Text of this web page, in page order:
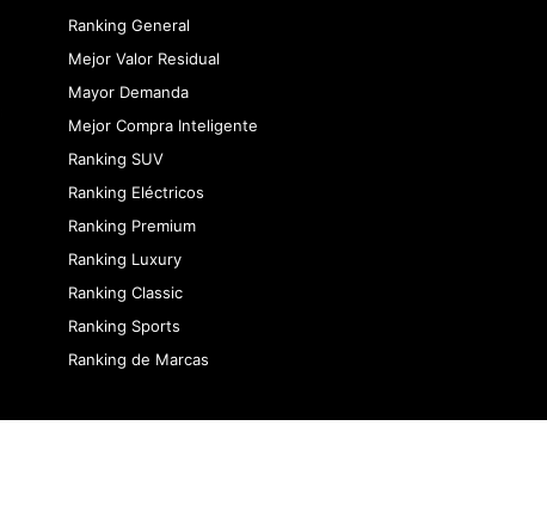
Ranking General
Mejor Valor Residual
Mayor Demanda
Mejor Compra Inteligente
Ranking SUV
Ranking Eléctricos
Ranking Premium
Ranking Luxury
Ranking Classic
Ranking Sports
Ranking de Marcas